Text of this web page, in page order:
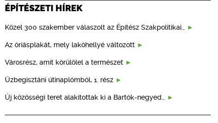
ÉPÍTÉSZETI HÍREK
Közel 300 szakember válaszolt az Építész Szakpolitikai…
Az óriásplakát, mely lakóhellyé változott
Városrész, amit körülölel a természet
Üzbegisztáni útinaplómból, 1. rész
Új közösségi teret alakítottak ki a Bartók-negyed…